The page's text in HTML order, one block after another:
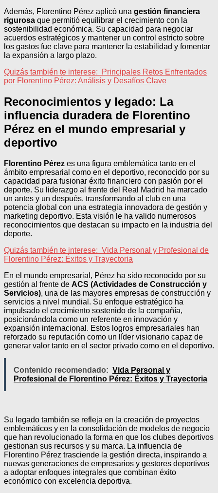
Además, Florentino Pérez aplicó una gestión financiera
rigurosa que permitió equilibrar el crecimiento con la
sostenibilidad económica. Su capacidad para negociar
acuerdos estratégicos y mantener un control estricto sobre
los gastos fue clave para mantener la estabilidad y fomentar
la expansión a largo plazo.
Quizás también te interese:
Principales Retos Enfrentados
por Florentino Pérez: Análisis y Desafíos Clave
Reconocimientos y legado: La
influencia duradera de Florentino
Pérez en el mundo empresarial y
deportivo
Florentino Pérez es una figura emblemática tanto en el
ámbito empresarial como en el deportivo, reconocido por su
capacidad para fusionar éxito financiero con pasión por el
deporte. Su liderazgo al frente del Real Madrid ha marcado
un antes y un después, transformando al club en una
potencia global con una estrategia innovadora de gestión y
marketing deportivo. Esta visión le ha valido numerosos
reconocimientos que destacan su impacto en la industria del
deporte.
Quizás también te interese: Vida Personal y Profesional de
Florentino Pérez: Éxitos y Trayectoria
En el mundo empresarial, Pérez ha sido reconocido por su
gestión al frente de ACS (Actividades de Construcción y
Servicios), una de las mayores empresas de construcción y
servicios a nivel mundial. Su enfoque estratégico ha
impulsado el crecimiento sostenido de la compañía,
posicionándola como un referente en innovación y
expansión internacional. Estos logros empresariales han
reforzado su reputación como un líder visionario capaz de
generar valor tanto en el sector privado como en el deportivo.
Contenido recomendado: Vida Personal y
Profesional de Florentino Pérez: Éxitos y Trayectoria
Su legado también se refleja en la creación de proyectos
emblemáticos y en la consolidación de modelos de negocio
que han revolucionado la forma en que los clubes deportivos
gestionan sus recursos y su marca. La influencia de
Florentino Pérez trasciende la gestión directa, inspirando a
nuevas generaciones de empresarios y gestores deportivos
a adoptar enfoques integrales que combinan éxito
económico con excelencia deportiva.